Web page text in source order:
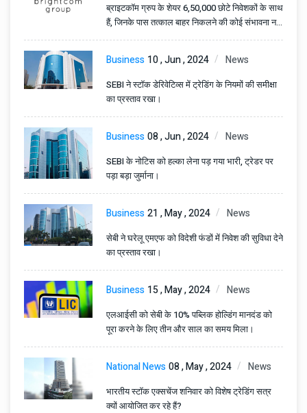
ब्राइटकॉम ग्रुप के शेयर 6,50,000 छोटे निवेशकों के साथ
हैं, जिनके पास तत्काल बाहर निकलने की कोई संभावना नहीं
है।
Business 10 , Jun , 2024 News
SEBI ने स्टॉक डेरिवेटिव्स में ट्रेडिंग के नियमों की समीक्षा
का प्रस्ताव रखा।
Business08 , Jun , 2024 News
SEBI के नोटिस को हल्का लेना पड़ गया भारी, ट्रेडर पर
पड़ा बड़ा जुर्माना।
Business21 , May , 2024 News
सेबी ने घरेलू एमएफ को विदेशी फंडों में निवेश की सुविधा देने
का प्रस्ताव रखा।
Business 15 , May , 2024 News
एलआईसी को सेबी के 10% पब्लिक होल्डिंग मानदंड को
पूरा करने के लिए तीन और साल का समय मिला।
National News08 , May , 2024 News
भारतीय स्टॉक एक्सचेंज शनिवार को विशेष ट्रेडिंग सत्र
क्यों आयोजित कर रहे हैं?